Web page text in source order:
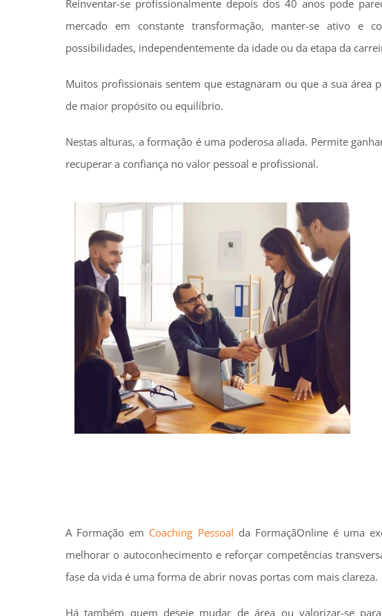
Reinventar-se profissionalmente depois dos 40 anos pode
mercado em constante transformação, manter-se ativo e
possibilidades, independentemente da idade ou da etapa da
Muitos profissionais sentem que estagnaram ou que a sua área
de maior propósito ou equilíbrio.
Nestas alturas, a formação é uma poderosa aliada. Permite
recuperar a confiança no valor pessoal e profissional.
A Formação em Coaching Pessoal da FormaçãOnline é uma
melhorar o autoconhecimento e reforçar competências
fase da vida é uma forma de abrir novas portas com mais clareza.
Há também quem deseje mudar de área ou valorizar-se